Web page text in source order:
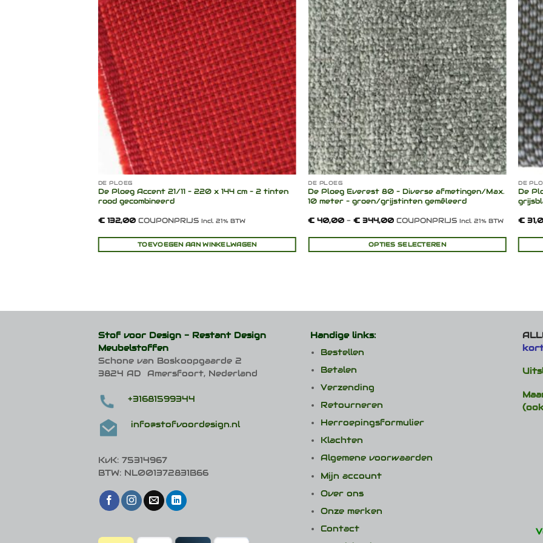
Toevoegen
aan
verlanglijst
DE PLOEG
De Ploeg Accent 21/11 – 220 x 144 cm – 2 tinten
rood gecombineerd
€132,00COUPONPRIJS Incl. 21% BTW
TOEVOEGEN AAN WINKELWAGEN
Toevoegen
aan
verlanglijst
DE PLOEG
De Ploeg Everest 80 – Diverse afmetingen/Max.
10 meter – groen/grijstinten gemêleerd
€ 40,00 - € 344,00Prijsklasse:
€ 344,00
COUPONPRIJSIncl. 21% BTW
OPTIES SELECTEREN
kan
gekozen
op
DE
De
€
Stof voor Design - Restant Design
Meubelstoffen
Schone van Boskoopgaarde 2
3824 AD Amersfoort, Nederland
+31681599344
info@stofvoordesign.nl
KvK: 75314967
BTW: NL001372831B66
Handige links:
Bestellen
Betalen
Verzending
Retourneren
Herroepingsformulier
Klachten
Algemene voorwaarden
Mijn account
Over ons
Onze merken
Contact